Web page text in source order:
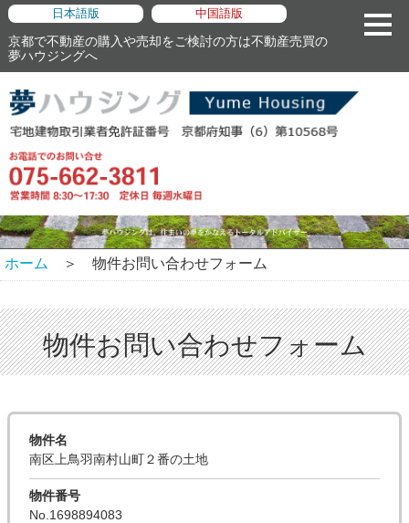
日本語版 中国語版
京都で不動産の購入や売却をご検討の方は不動産売買の
夢ハウジングへ
ホーム ＞ 物件お問い合わせフォーム
物件お問い合わせフォーム
物件名
南区上鳥羽南村山町２番の土地
物件番号
No.1698894083